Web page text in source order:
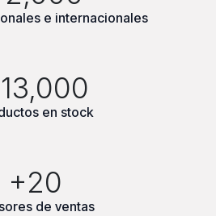
e internacionales
en stock
+20
de ventas